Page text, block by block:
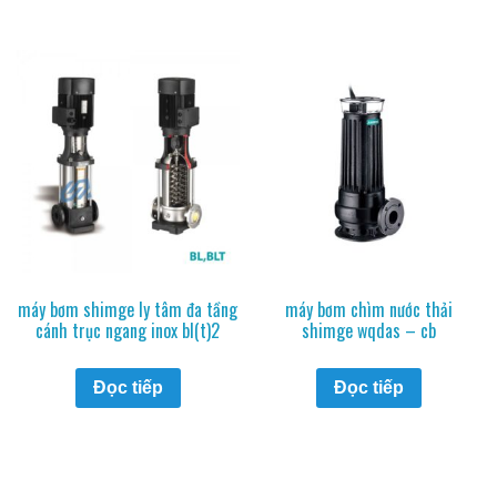
máy bơm shimge ly tâm đa tầng
cánh trục ngang inox bl(t)2
Đọc tiếp
máy bơm chìm nước thải
shimge wqdas – cb
Đọc tiếp